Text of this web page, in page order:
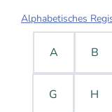
Alphabetisches
A B
G H